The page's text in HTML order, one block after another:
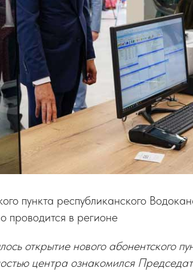
пункта республиканского
проводится в регионе
открытие нового абонентского
центра ознакомился